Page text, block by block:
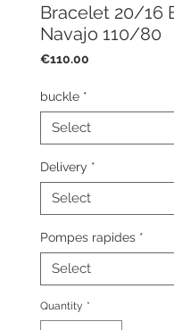
Bracelet 20/16
Navajo 110/80
€110.00
buckle *
Delivery *
Pompes rapides *
Quantity *